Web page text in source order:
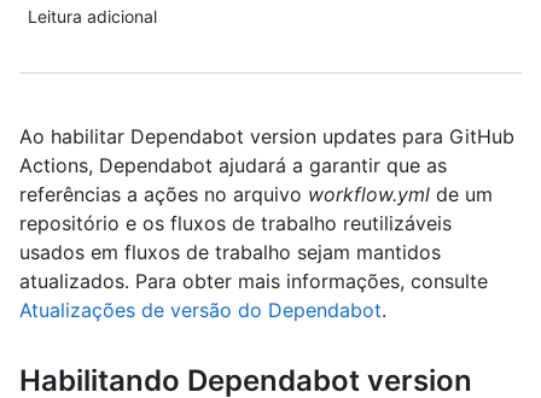
Leitura adicional
Ao habilitar Dependabot version updates para GitHub
Actions, Dependabot ajudará a garantir que as
referências a ações no arquivo workflow.yml de um
repositório e os fluxos de trabalho reutilizáveis
usados em fluxos de trabalho sejam mantidos
atualizados. Para obter mais informações, consulte
Atualizações de versão do Dependabot.
Habilitando Dependabot version